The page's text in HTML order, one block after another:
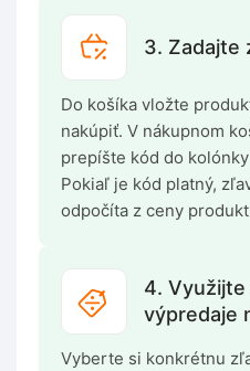
3. Zadajte
Do košíka vložte
nakúpiť. V nákupnom
prepíšte kód do
Pokiaľ je kód platný,
odpočíta z ceny
4.
výpredaje
Vyberte si konkrétnu